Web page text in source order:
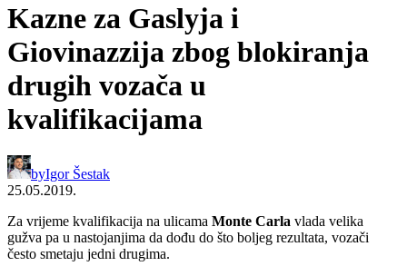
Kazne za Gaslyja i
Giovinazzija zbog blokiranja
drugih vozača u
kvalifikacijama
byIgor Šestak
25.05.2019.
Za vrijeme kvalifikacija na ulicama Monte Carla vlada velika
gužva pa u nastojanjima da dođu do što boljeg rezultata, vozači
često smetaju jedni drugima.